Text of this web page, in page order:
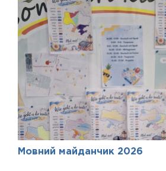
Мовний майданчик 2026